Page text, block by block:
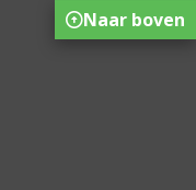
Naar boven